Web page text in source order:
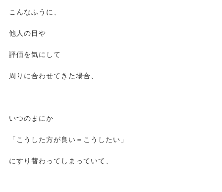
こんなふうに、
他人の目や
評価を気にして
周りに合わせてきた場合、
いつのまにか
「こうした方が良い＝こうしたい」
にすり替わってしまっていて、